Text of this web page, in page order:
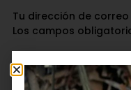
Tu dirección de
Los campos